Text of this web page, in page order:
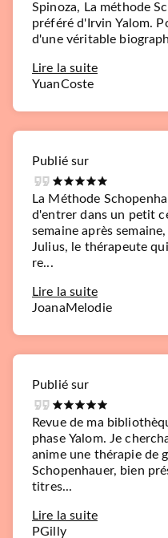
Spinoza, La méthode
préféré d'Irvin Yalom.
d'une véritable
Lire la suite
YuanCoste
Publié sur
La Méthode
d'entrer dans un petit
semaine après
Julius, le thérapeute
re...
Lire la suite
JoanaMelodie
Publié sur
Revue de ma
phase Yalom. Je
anime une thérapie de
Schopenhauer, bien
titres...
Lire la suite
PGilly